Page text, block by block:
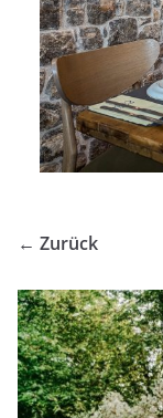
← Zurück